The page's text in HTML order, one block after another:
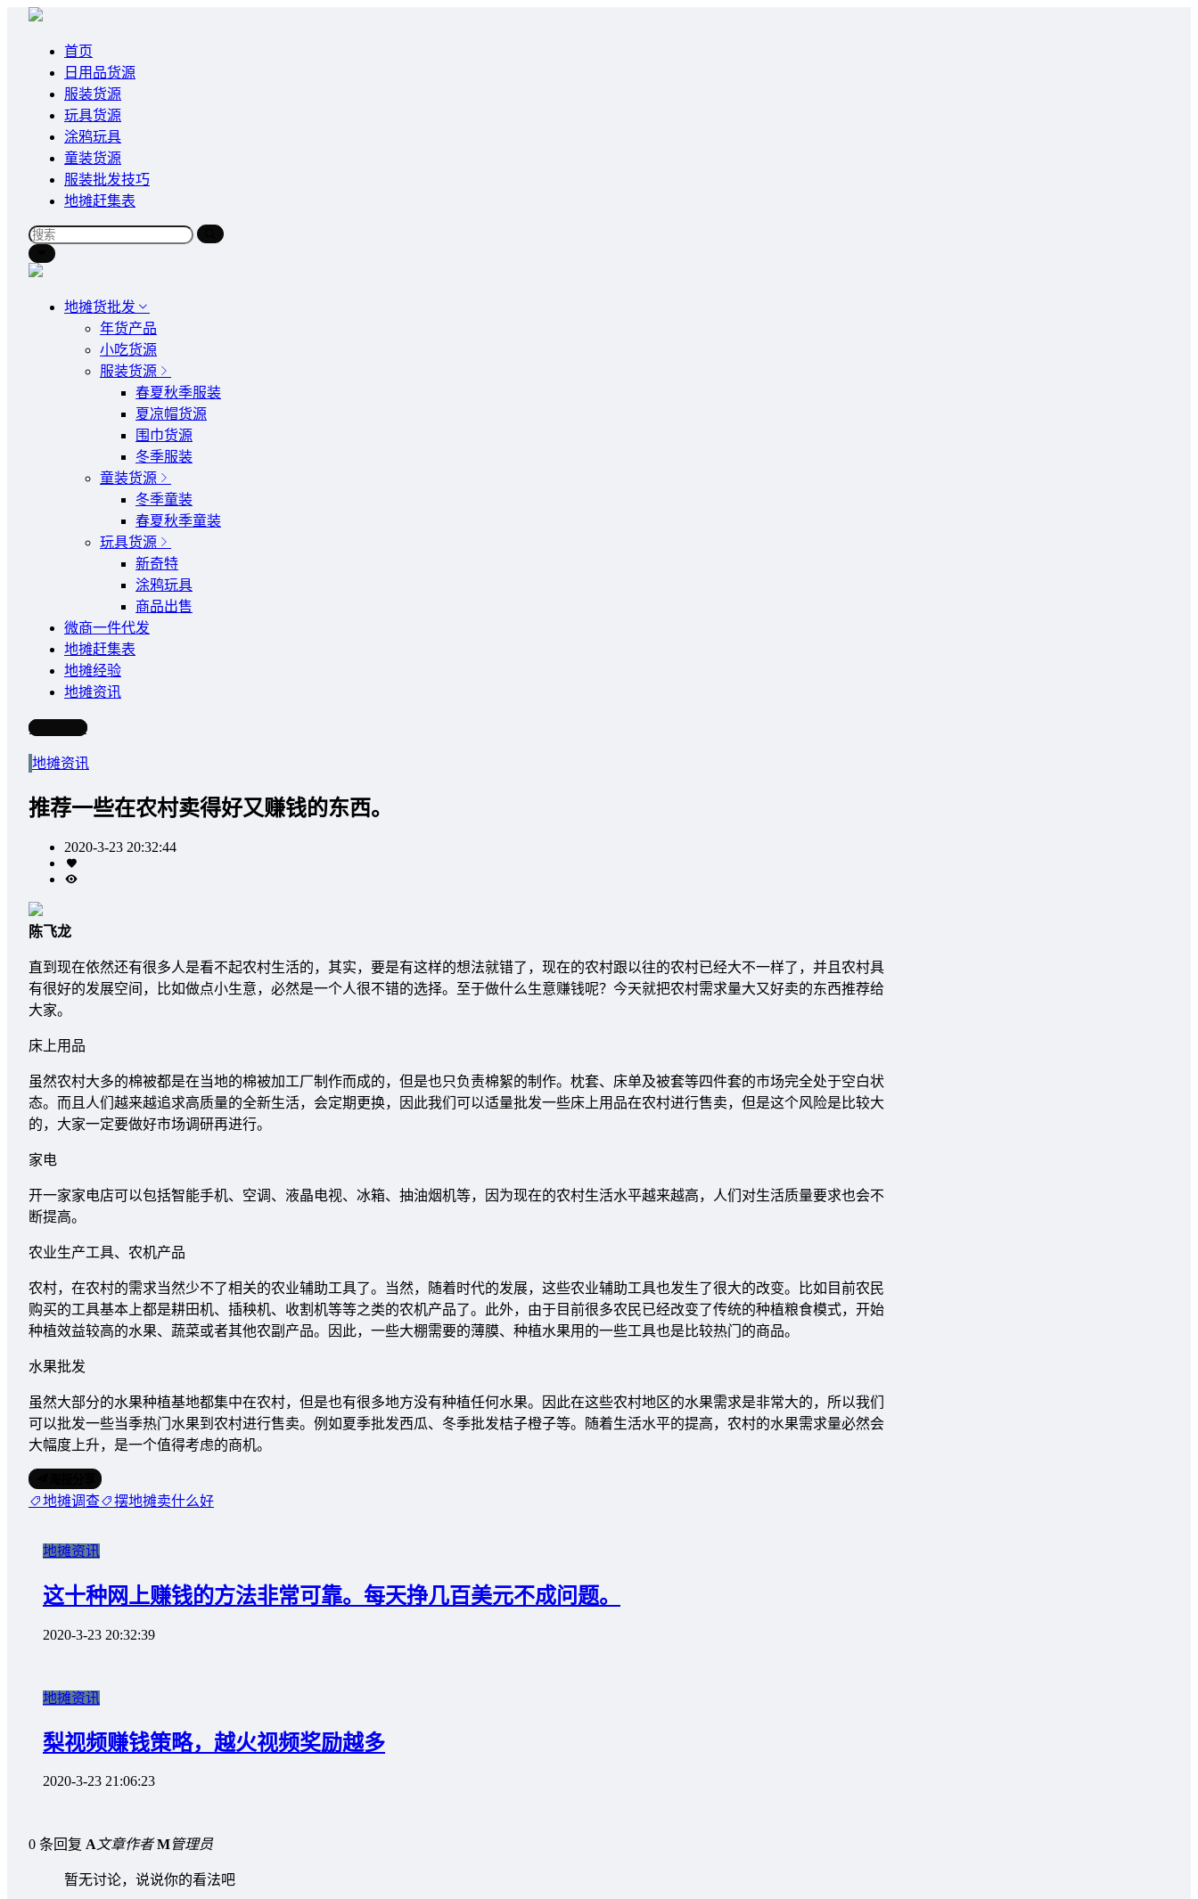
首页
日用品货源
服装货源
玩具货源
涂鸦玩具
童装货源
服装批发技巧
地摊赶集表
地摊货批发
年货产品
小吃货源
服装货源
春夏秋季服装
夏凉帽货源
围巾货源
冬季服装
童装货源
冬季童装
春夏秋季童装
玩具货源
新奇特
涂鸦玩具
商品出售
微商一件代发
地摊赶集表
地摊经验
地摊资讯
写文章
地摊资讯
推荐一些在农村卖得好又赚钱的东西。
2020-3-23 20:32:44
陈飞龙
直到现在依然还有很多人是看不起农村生活的，其实，要是有这样的想法就错了，现在的农村跟以往的农村已经大不一样了，并且农村具
有很好的发展空间，比如做点小生意，必然是一个人很不错的选择。至于做什么生意赚钱呢？今天就把农村需求量大又好卖的东西推荐给
大家。
床上用品
虽然农村大多的棉被都是在当地的棉被加工厂制作而成的，但是也只负责棉絮的制作。枕套、床单及被套等四件套的市场完全处于空白状
态。而且人们越来越追求高质量的全新生活，会定期更换，因此我们可以适量批发一些床上用品在农村进行售卖，但是这个风险是比较大
的，大家一定要做好市场调研再进行。
家电
开一家家电店可以包括智能手机、空调、液晶电视、冰箱、抽油烟机等，因为现在的农村生活水平越来越高，人们对生活质量要求也会不
断提高。
农业生产工具、农机产品
农村，在农村的需求当然少不了相关的农业辅助工具了。当然，随着时代的发展，这些农业辅助工具也发生了很大的改变。比如目前农民
购买的工具基本上都是耕田机、插秧机、收割机等等之类的农机产品了。此外，由于目前很多农民已经改变了传统的种植粮食模式，开始
种植效益较高的水果、蔬菜或者其他农副产品。因此，一些大棚需要的薄膜、种植水果用的一些工具也是比较热门的商品。
水果批发
虽然大部分的水果种植基地都集中在农村，但是也有很多地方没有种植任何水果。因此在这些农村地区的水果需求是非常大的，所以我们
可以批发一些当季热门水果到农村进行售卖。例如夏季批发西瓜、冬季批发桔子橙子等。随着生活水平的提高，农村的水果需求量必然会
大幅度上升，是一个值得考虑的商机。
地摊调查 摆地摊卖什么好
地摊资讯
这十种网上赚钱的方法非常可靠。每天挣几百美元不成问题。
2020-3-23 20:32:39
地摊资讯
梨视频赚钱策略，越火视频奖励越多
2020-3-23 21:06:23
0 条回复 A文章作者 M管理员
暂无讨论，说说你的看法吧